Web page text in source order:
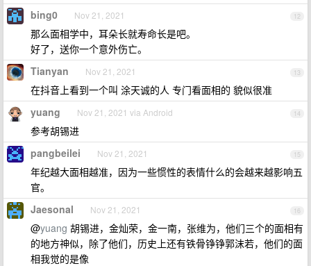
12
bing0 Nov 21, 2021
那么面相学中，耳朵长就寿命长是吧。
好了，送你一个意外伤亡。
13
Tianyan Nov 21, 2021
在抖音上看到一个叫 涂天诚的人 专门看面相的 貌似很准
14
yuang Nov 21, 2021 via Android
参考胡锡进
15
pangbeilei Nov 21, 2021
年纪越大面相越准，因为一些惯性的表情什么的会越来越影响五
官。
16
Jaesonal Nov 21, 2021
@yuang 胡锡进，金灿荣，金一南，张维为，他们三个的面相有
的地方神似，除了他们，历史上还有铁骨铮铮郭沫若，他们的面
相我觉的是像